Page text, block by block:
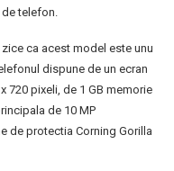
telefon.
ca acest model este unu
dispune de un ecran
720 pixeli, de 1 GB memorie
de 10 MP
de protectia Corning Gorilla